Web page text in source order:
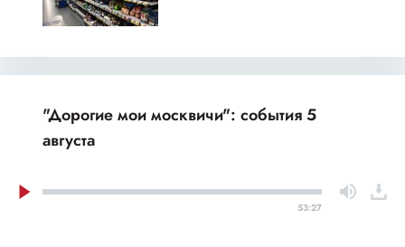
"Дорогие мои москвичи": события 5
августа
53:27